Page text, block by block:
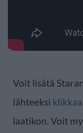
Voit lisätä
lähteeksi
laatikon. Voit